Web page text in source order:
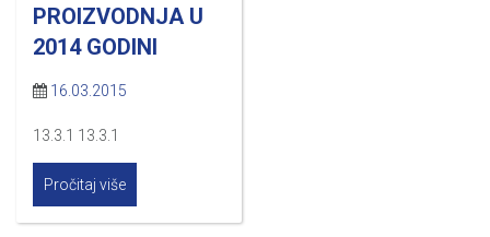
PROIZVODNJA U
2014 GODINI
16.03.2015
13.3.1 13.3.1
Pročitaj više